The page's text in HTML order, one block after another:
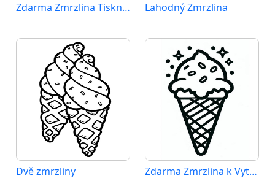
Zdarma Zmrzlina Tisknutelný Lahodný Zmrzlina
Dvě zmrzliny Zdarma Zmrzlina k Vytisknutí